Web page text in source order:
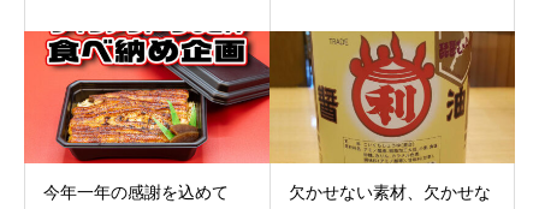
今年一年の感謝を込めて
欠かせない素材、欠かせな